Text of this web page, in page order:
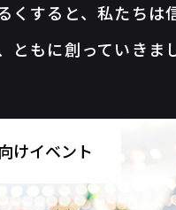
くすると、私たちは
ともに創っていきま
けイベント